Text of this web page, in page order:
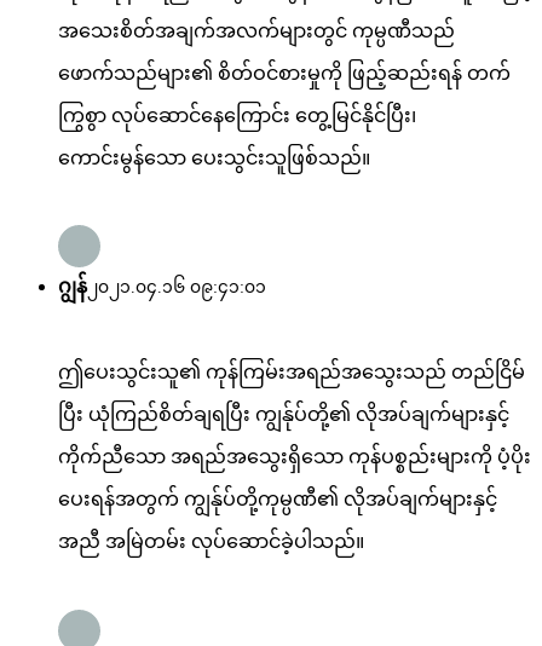
အသေးစိတ်အချက်အလက်များတွင် ကုမ္ပဏီသည်
ဖောက်သည်များ၏ စိတ်ဝင်စားမှုကို ဖြည့်ဆည်းရန် တက်
ကြွစွာ လုပ်ဆောင်နေကြောင်း တွေ့မြင်နိုင်ပြီး၊
ကောင်းမွန်သော ပေးသွင်းသူဖြစ်သည်။
ဂျွန်၂၀၂၁.၀၄.၁၆ ၀၉:၄၁:၀၁
ဤပေးသွင်းသူ၏ ကုန်ကြမ်းအရည်အသွေးသည် တည်ငြိမ်
ပြီး ယုံကြည်စိတ်ချရပြီး ကျွန်ုပ်တို့၏ လိုအပ်ချက်များနှင့်
ကိုက်ညီသော အရည်အသွေးရှိသော ကုန်ပစ္စည်းများကို ပံ့ပိုး
ပေးရန်အတွက် ကျွန်ုပ်တို့ကုမ္ပဏီ၏ လိုအပ်ချက်များနှင့်
အညီ အမြဲတမ်း လုပ်ဆောင်ခဲ့ပါသည်။